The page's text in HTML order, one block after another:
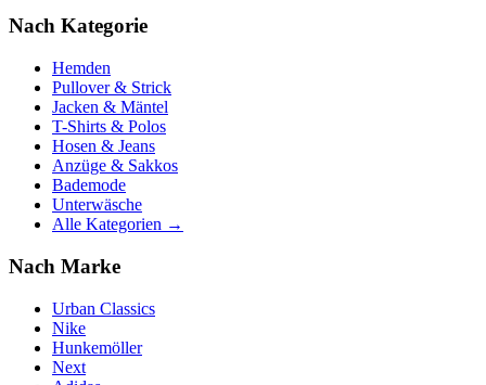
Nach Kategorie
Hemden
Pullover & Strick
Jacken & Mäntel
T-Shirts & Polos
Hosen & Jeans
Anzüge & Sakkos
Bademode
Unterwäsche
Alle Kategorien →
Nach Marke
Urban Classics
Nike
Hunkemöller
Next